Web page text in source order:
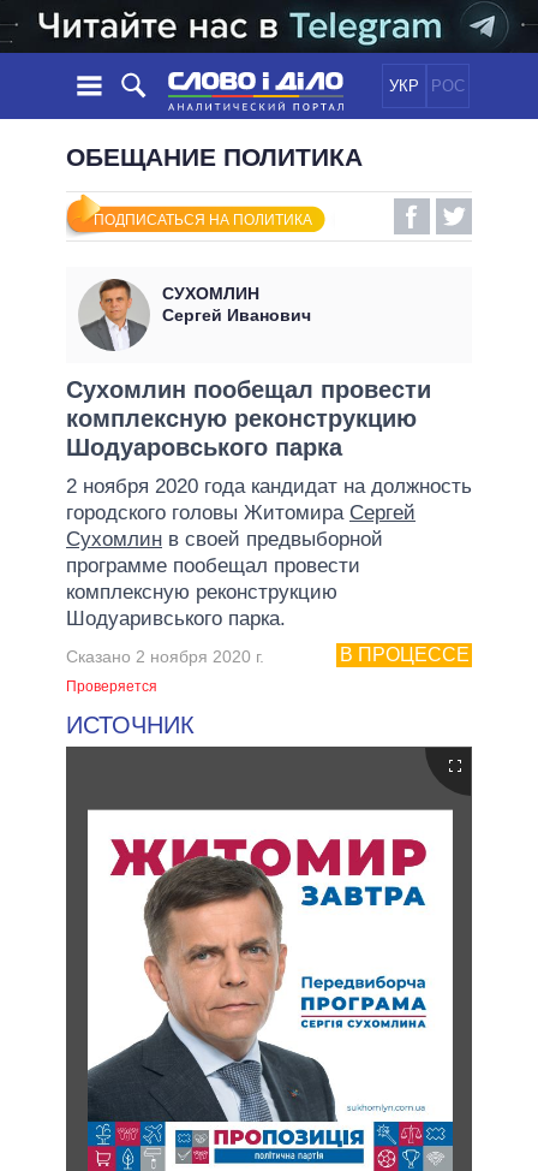
УКР РОС
НОВОСТИ
ЛЕНТА
СОБЫТИЯ
СТАТЬИ
МНЕНИЯ
ОБЗОРЫ
ДАЙДЖЕСТЫ
ПОЛИТИКА
ЭКОНОМИКА
МИР
ОБЕЩАНИЯ
ВСЕ ПОЛИТИКИ
ПРЕЗИДЕНТ И ОФИС
ВЕРХОВНАЯ РАДА
КАБИНЕТ МИНИСТРОВ
ГЛАВЫ ОБЛАДМИНИСТРАЦИЙ
МЭРЫ
ВСЕ ПЕРСОНЫ
ИНФОГРАФИКА
ПОДДЕРЖАТЬ
ОБЕЩАНИЕ ПОЛИТИКА
ПОДПИСАТЬСЯ НА ПОЛИТИКА
СУХОМЛИН
Сергей Иванович
Сухомлин пообещал провести
комплексную реконструкцию
Шодуаровського парка
2 ноября 2020 года кандидат на должность
городского головы Житомира Сергей
Сухомлин в своей предвыборной
программе пообещал провести
комплексную реконструкцию
Шодуаривського парка.
В ПРОЦЕССЕ
Сказано 2 ноября 2020 г.
Проверяется
ИСТОЧНИК